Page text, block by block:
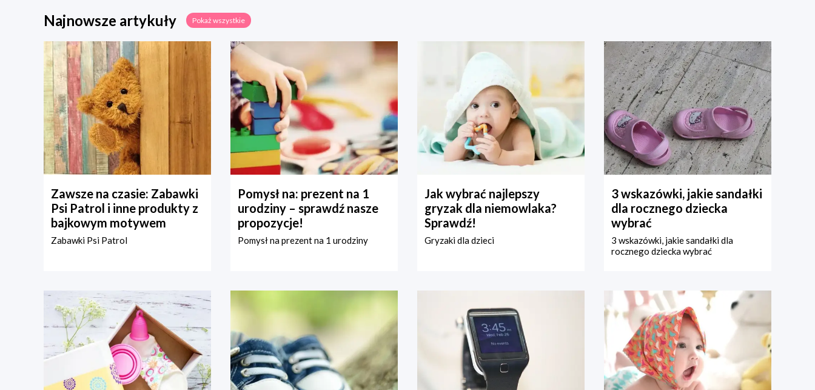
Najnowsze artykuły Pokaż wszystkie
Zawsze na czasie: Zabawki
Psi Patrol i inne produkty z
bajkowym motywem
Zabawki Psi Patrol
Pomysł na: prezent na 1
urodziny – sprawdź nasze
propozycje!
Pomysł na prezent na 1 urodziny
Jak wybrać najlepszy
gryzak dla niemowlaka?
Sprawdź!
Gryzaki dla dzieci
3 wskazówki, jakie sandałki
dla rocznego dziecka
wybrać
3 wskazówki, jakie sandałki dla
rocznego dziecka wybrać